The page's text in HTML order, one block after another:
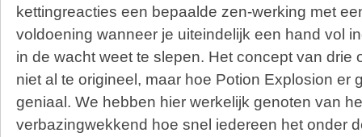
kettingreacties een bepaalde zen-werking met
voldoening wanneer je uiteindelijk een hand vol
in de wacht weet te slepen. Het concept van drie
niet al te origineel, maar hoe Potion Explosion er
geniaal. We hebben hier werkelijk genoten van
verbazingwekkend hoe snel iedereen het onder